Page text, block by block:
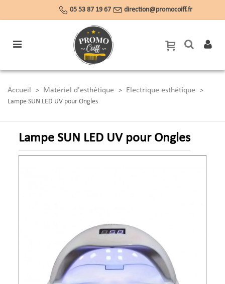
05 53 87 19 67 direction@promocoiff.fr
Accueil > Matériel d'esthétique > Electrique esthétique
>
Lampe SUN LED UV pour Ongles
Lampe SUN LED UV pour Ongles